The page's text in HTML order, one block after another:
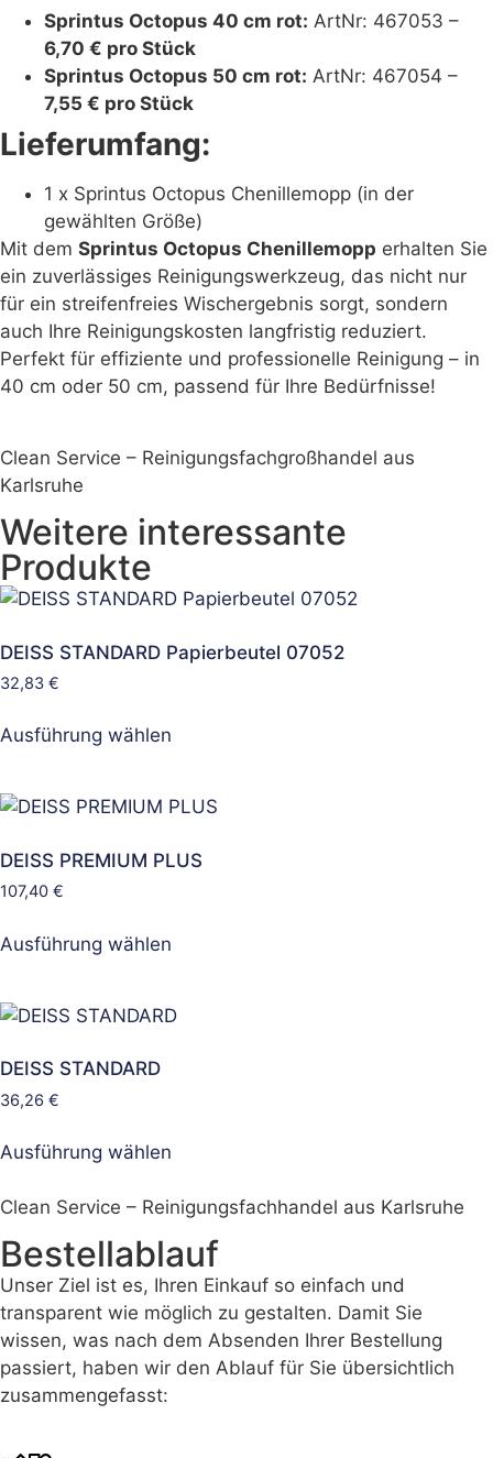
Sprintus Octopus 40 cm rot: ArtNr: 467053 –
6,70 € pro Stück
Sprintus Octopus 50 cm rot: ArtNr: 467054 –
7,55 € pro Stück
Lieferumfang:
1 x Sprintus Octopus Chenillemopp (in der
gewählten Größe)
Mit dem Sprintus Octopus Chenillemopp erhalten Sie
ein zuverlässiges Reinigungswerkzeug, das nicht nur
für ein streifenfreies Wischergebnis sorgt, sondern
auch Ihre Reinigungskosten langfristig reduziert.
Perfekt für effiziente und professionelle Reinigung – in
40 cm oder 50 cm, passend für Ihre Bedürfnisse!
Clean Service – Reinigungsfachgroßhandel aus
Karlsruhe
Weitere interessante
Produkte
DEISS STANDARD Papierbeutel 07052
32,83 €
Ausführung wählen
DEISS PREMIUM PLUS
107,40 €
Ausführung wählen
DEISS STANDARD
36,26 €
Ausführung wählen
Clean Service – Reinigungsfachhandel aus Karlsruhe
Bestellablauf
Unser Ziel ist es, Ihren Einkauf so einfach und
transparent wie möglich zu gestalten. Damit Sie
wissen, was nach dem Absenden Ihrer Bestellung
passiert, haben wir den Ablauf für Sie übersichtlich
zusammengefasst: